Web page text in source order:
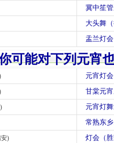
冀中笙
大头舞
盂兰灯会
可能对下列元宵
元宵灯
甘棠元
元宵灯
常熟东
) 灯会（